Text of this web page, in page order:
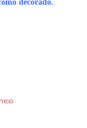
decorado.